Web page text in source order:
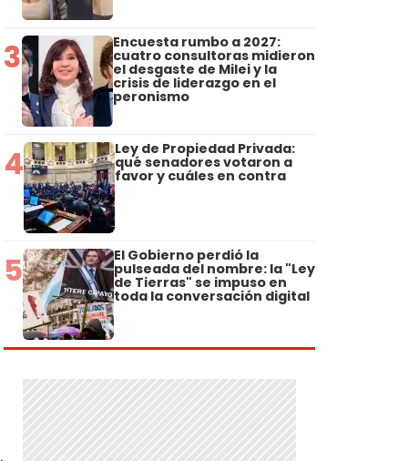
3 Encuesta rumbo a 2027:
cuatro consultoras midieron
el desgaste de Milei y la
crisis de liderazgo en el
peronismo
4 Ley de Propiedad Privada:
qué senadores votaron a
favor y cuáles en contra
5 El Gobierno perdió la
pulseada del nombre: la "Ley
de Tierras" se impuso en
toda la conversación digital